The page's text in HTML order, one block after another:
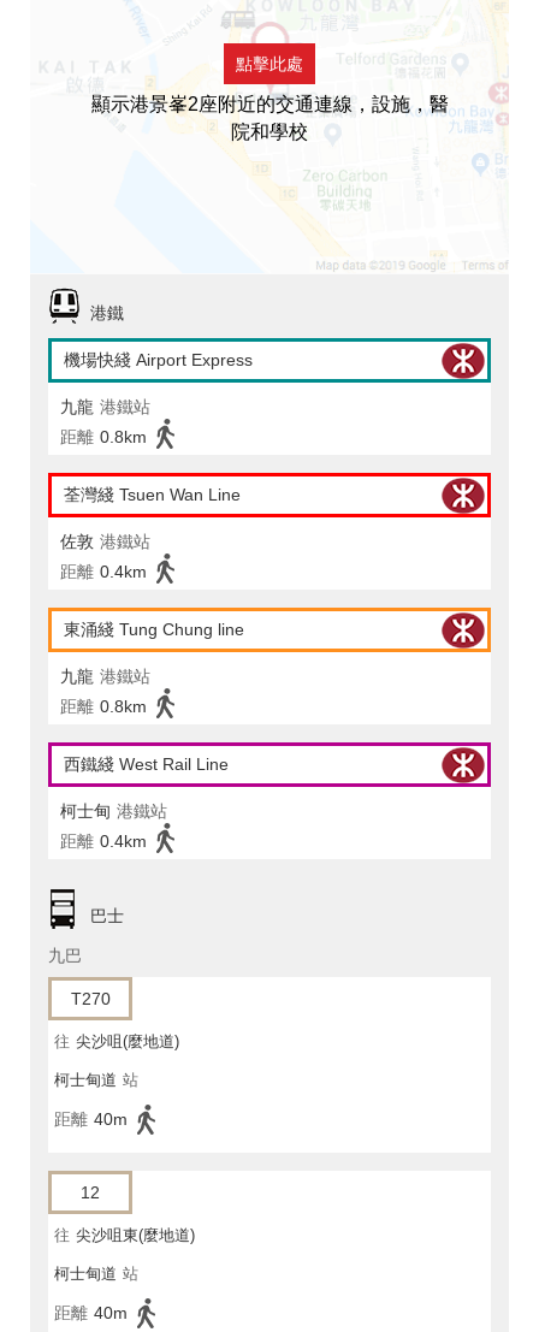
點擊此處
顯示港景峯2座附近的交通連線，設施，醫
院和學校
港鐵
機場快綫 Airport Express
九龍 港鐵站
距離 0.8km
荃灣綫 Tsuen Wan Line
佐敦 港鐵站
距離 0.4km
東涌綫 Tung Chung line
九龍 港鐵站
距離 0.8km
西鐵綫 West Rail Line
柯士甸 港鐵站
距離 0.4km
巴士
九巴
T270
往 尖沙咀(麼地道)
柯士甸道 站
距離 40m
12
往 尖沙咀東(麼地道)
柯士甸道 站
距離 40m